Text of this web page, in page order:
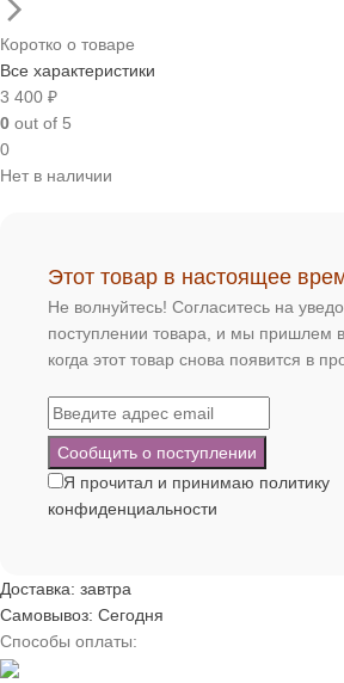
Коротко о товаре
Все характеристики
3 400 ₽
0 out of 5
0
Нет в наличии
Этот товар в настоящее
Не волнуйтесь! Согласитесь на
поступлении товара, и мы пришлем
когда этот товар снова появится в
Я прочитал и принимаю политику
конфиденциальности
Доставка: завтра
Самовывоз: Сегодня
Способы оплаты: